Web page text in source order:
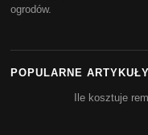
ogrodów.
POPULARNE ARTYKUŁY
Ile kosztuje